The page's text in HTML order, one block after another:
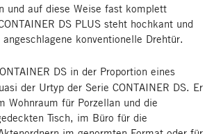
und auf diese Weise fast komplett
DS PLUS steht hochkant und
konventionelle Drehtür.
DS in der Proportion eines
der Urtyp der Serie CONTAINER DS. Er
Wohnraum für Porzellan und die
Tisch, im Büro für die